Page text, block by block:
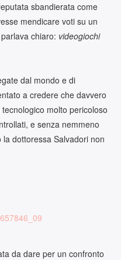
sbandierata come
mendicare voti su un
chiaro: videogiochi
dal mondo e di
a credere che davvero
molto pericoloso
e senza nemmeno
dottoressa Salvadori non
da dare per un confronto